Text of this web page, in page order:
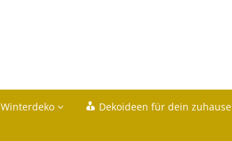
Winterdeko Dekoideen für dein zuhause